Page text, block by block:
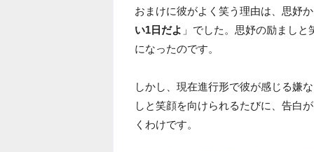
おまけに彼がよく笑う理由は、思妤
い1日だよ 」でした。思妤の励まし
になったのです。
しかし、現在進行形で彼が感じる嫌
しと笑顔を向けられるたびに、告白
くわけです。